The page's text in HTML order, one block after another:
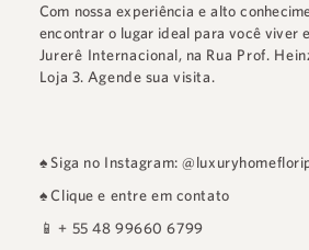
Com nossa experiência e alto
encontrar o lugar ideal para você viver
Jurerê Internacional, na Rua Prof.
Loja 3. Agende sua visita.
♠ Siga no Instagram:
♠Clique e entre em contato
📱+ 55 48 99660 6799